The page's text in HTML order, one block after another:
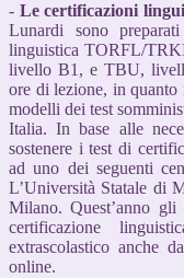
- Le certificazioni
Lunardi sono
linguistica TORFL/
livello B1, e TBU,
ore di lezione, in
modelli dei test
Italia. In base alle
sostenere i test di
ad uno dei seguenti
L’Università Statale di
Milano. Quest’anno gli
certificazione
extrascolastico anche
online.